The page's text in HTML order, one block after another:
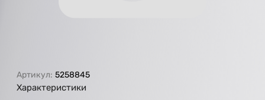
Артикул: 5258845
Характеристики